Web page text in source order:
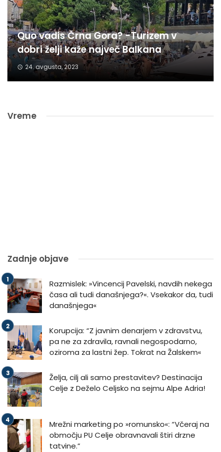
Quo vadis Črna Gora? -Turizem v
dobri želji kaže največ Balkana
24. avgusta, 2023
Vreme
Zadnje objave
Razmislek: »Vincencij Pavelski, navdih nekega
časa ali tudi današnjega?«. Vsekakor da, tudi
današnjega«
Korupcija: “Z javnim denarjem v zdravstvu,
pa ne za zdravila, ravnali negospodarno,
oziroma za lastni žep. Tokrat na Žalskem«
Želja, cilj ali samo prestavitev? Destinacija
Celje z Deželo Celjsko na sejmu Alpe Adria!
Mrežni marketing po »romunsko«: “Včeraj na
območju PU Celje obravnavali štiri drzne
tatvine.”